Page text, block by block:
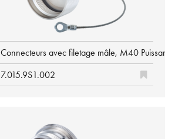
Connecteurs avec filetage mâle, M40
7.015.9S1.002